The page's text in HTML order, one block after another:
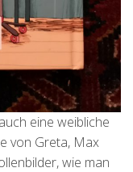
eine weibliche
von Greta, Max
wie man